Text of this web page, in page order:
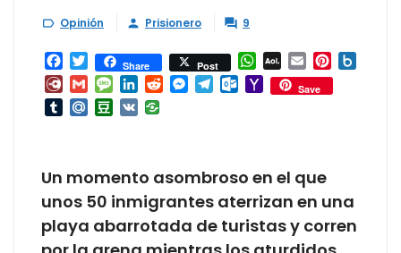
 Opinión  Prisionero  9
Facebook
TwitterShare Post WhatsApp
AOL
Mail
Email Pinterest
Diary.RuGmailMessage
LinkedInRedditMessenger
TelegramOutlook.com
YahooSave
TumblrMail.RuDouban
VK
Un momento asombroso en el que
unos 50 inmigrantes aterrizan en una
playa abarrotada de turistas y corren